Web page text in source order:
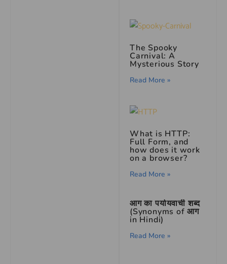
The Spooky
Carnival: A
Mysterious Story
Read More »
What is HTTP:
Full Form, and
how does it work
on a browser?
Read More »
आग का पर्यायवाची शब्द
(Synonyms of आग
in Hindi)
Read More »